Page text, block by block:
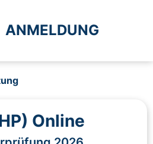
ANMELDUNG
Online